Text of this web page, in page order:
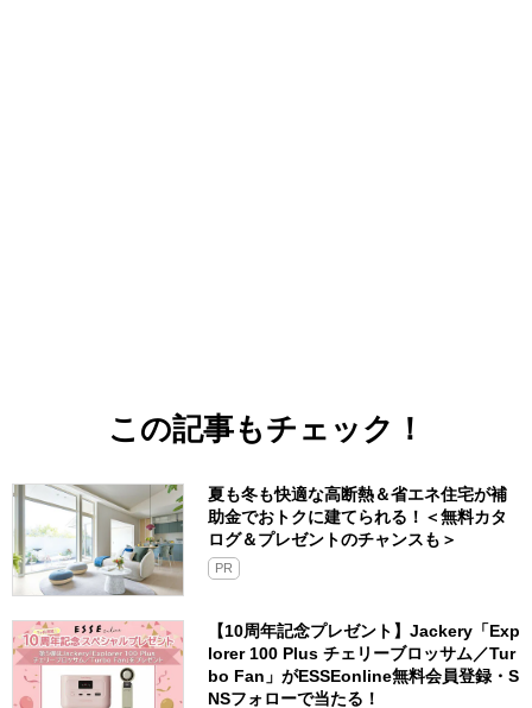
この記事もチェック！
夏も冬も快適な高断熱＆省エネ住宅が補
助金でおトクに建てられる！＜無料カタ
ログ＆プレゼントのチャンスも＞
PR
【10周年記念プレゼント】Jackery「Exp
lorer 100 Plus チェリーブロッサム／Tur
bo Fan」がESSEonline無料会員登録・S
NSフォローで当たる！